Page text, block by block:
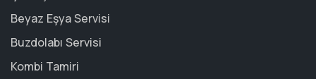
Beyaz Eşya Servisi
Buzdolabı Servisi
Kombi Tamiri